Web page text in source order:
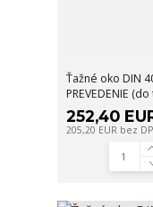
Ťažné oko DIN
PREVEDENIE
252,40
205,20 EUR bez